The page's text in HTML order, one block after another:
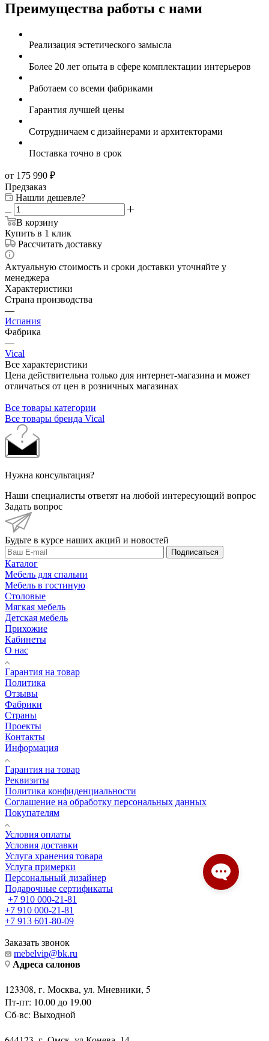
Преимущества работы с нами
Реализация эстетического замысла
Более 20 лет опыта в сфере комплектации интерьеров
Работаем со всеми фабриками
Гарантия лучшей цены
Сотрудничаем с дизайнерами и архитекторами
Поставка точно в срок
от 175 990 ₽
Предзаказ
Нашли дешевле?
В корзину
Купить в 1 клик
Рассчитать доставку
Актуальную стоимость и сроки доставки уточняйте у
менеджера
Характеристики
Страна производства
—
Испания
Фабрика
—
Vical
Все характеристики
Цена действительна только для интернет-магазина и может
отличаться от цен в розничных магазинах
Все товары категории
Все товары бренда Vical
Нужна консультация?
Наши специалисты ответят на любой интересующий вопрос
Задать вопрос
Будьте в курсе наших акций и новостей
Подписаться
Каталог
Мебель для спальни
Мебель в гостиную
Столовые
Мягкая мебель
Детская мебель
Прихожие
Кабинеты
О нас
Гарантия на товар
Политика
Отзывы
Фабрики
Страны
Проекты
Контакты
Информация
Гарантия на товар
Реквизиты
Политика конфиденциальности
Соглашение на обработку персональных данных
Покупателям
Условия оплаты
Условия доставки
Услуга хранения товара
Услуга примерки
Персональный дизайнер
Подарочные сертификаты
+7 910 000-21-81
+7 910 000-21-81
+7 913 601-80-09
Заказать звонок
mebelvip@bk.ru
Адреса салонов
123308, г. Москва, ул. Мневники, 5
Пт-пт: 10.00 до 19.00
Сб-вс: Выходной